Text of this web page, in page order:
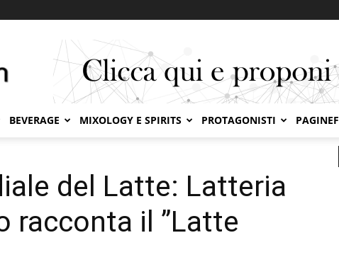
BEVERAGE MIXOLOGY E SPIRITS PROTAGONISTI
del Latte: Latteria
racconta il ”Latte